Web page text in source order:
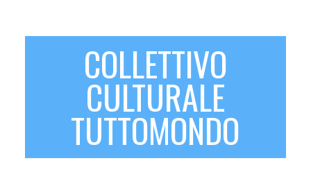
COLLETTIVO
CULTURALE
TUTTOMONDO